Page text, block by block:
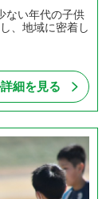
ない年代の子供
、地域に密着し
細を見る